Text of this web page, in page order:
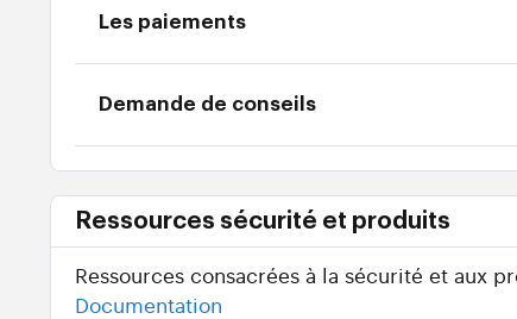
Les paiements
Demande de conseils
Ressources sécurité et produits
Ressources consacrées à la sécurité et aux
Documentation